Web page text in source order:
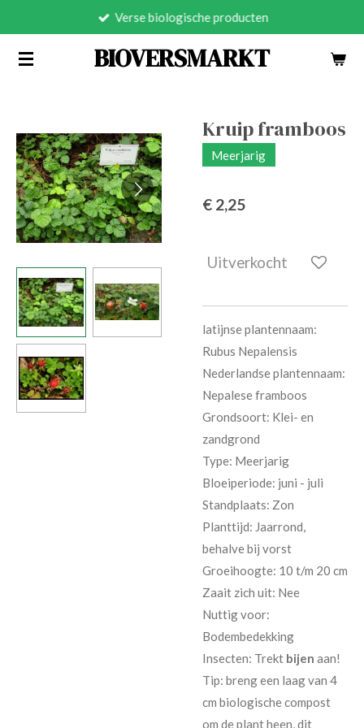
naar
BIOVERSMARKT
Verse biologische producten
Kruip framboos
Meerjarig
€ 2,25
Uitverkocht
latijnse plantennaam:
Rubus Nepalensis
Nederlandse plantennaam:
Nepalese framboos
Grondsoort: Klei- en
zandgrond
Type: Meerjarig
Bloeiperiode: juni - juli
Standplaats: Zon
Planttijd: Jaarrond,
behalve bij vorst
Groeihoogte: 10 t/m 20 cm
Zaait zich uit: Nee
Nuttig voor:
Bodembedekking
Insecten: Trekt bijen aan!
Tip: breng een laag van 4
cm biologische compost
om de plant heen, dit